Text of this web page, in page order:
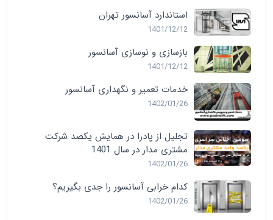
استاندارد آسانسور تهران
1401/12/12
بازسازی و نوسازی آسانسور
1401/12/12
خدمات تعمیر و نگهداری آسانسور
1402/01/26
تجلیل از پادرا در همایش یکصد شرکت
مشتری مدار در سال 1401
1402/01/26
کدام خرابی آسانسور را جدی بگیریم؟
1402/01/26